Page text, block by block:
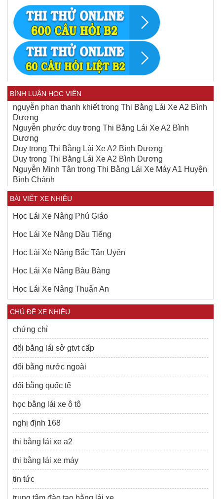
BÌNH LUẬN HỌC VIÊN
nguyễn phan thanh khiếttrong Thi Bằng Lái Xe A2 Bình
Dương
Nguyễn phước duy trong Thi Bằng Lái Xe A2 Bình
Dương
Duy trong Thi Bằng Lái Xe A2 Bình Dương
Duy trong Thi Bằng Lái Xe A2 Bình Dương
Nguyễn Minh Tân trong Thi Bằng Lái Xe Máy A1 Huyện
Bình Chánh
BÀI VIẾT XE NHIỀU
Học Lái Xe Nâng Phú Giáo
Học Lái Xe Nâng Dầu Tiếng
Học Lái Xe Nâng Bắc Tân Uyên
Học Lái Xe Nâng Bàu Bàng
Học Lái Xe Nâng Thuận An
CHỦ ĐỀ XE NHIỀU
chứng chỉ
đổi bằng lái sở gtvt cấp
đổi bằng nước ngoài
đổi bằng quốc tế
học bằng lái xe ô tô
nghị định 168
thi bằng lái xe a2
thi bằng lái xe máy
tin tức